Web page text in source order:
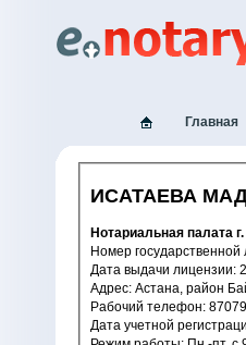
Главная
ИСАТАЕВА
Нотариальная палата
Адрес: Астана,
Рабочий